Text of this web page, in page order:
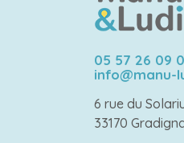
05 57 26 09
info@manu-
6 rue du
33170